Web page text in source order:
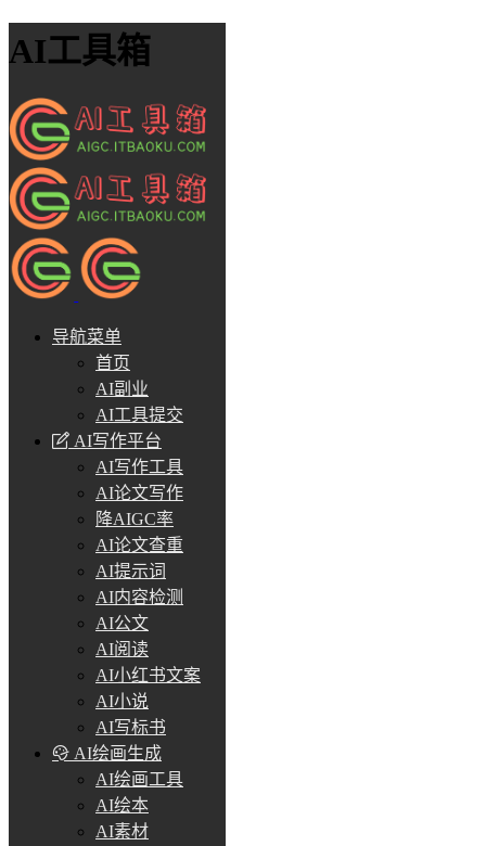
AI工具箱
导航菜单
首页
AI副业
AI工具提交
AI写作平台
AI写作工具
AI论文写作
降AIGC率
AI论文查重
AI提示词
AI内容检测
AI公文
AI阅读
AI小红书文案
AI小说
AI写标书
AI绘画生成
AI绘画工具
AI绘本
AI素材